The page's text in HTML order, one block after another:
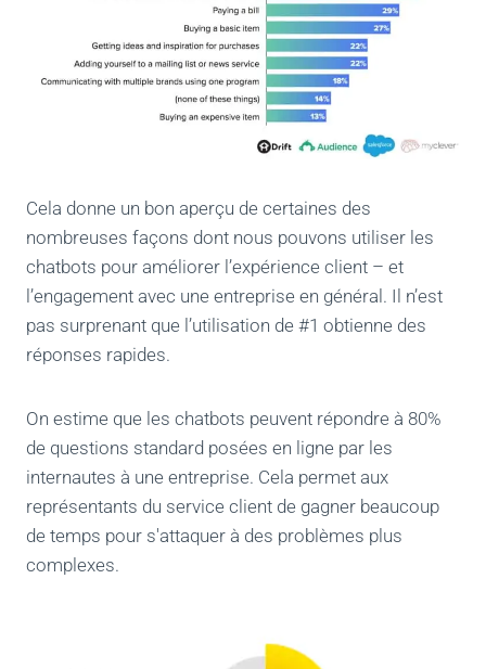
Cela donne un bon aperçu de certaines des
nombreuses façons dont nous pouvons utiliser les
chatbots pour améliorer l’expérience client – et
l’engagement avec une entreprise en général. Il n’est
pas surprenant que l’utilisation de #1 obtienne des
réponses rapides.
On estime que les chatbots peuvent répondre à 80%
de questions standard posées en ligne par les
internautes à une entreprise. Cela permet aux
représentants du service client de gagner beaucoup
de temps pour s'attaquer à des problèmes plus
complexes.